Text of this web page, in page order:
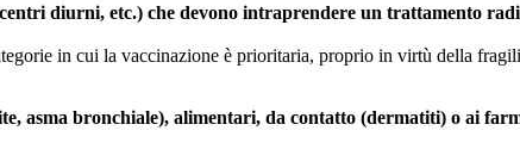
diurni, etc.) che devono intraprendere un trattamento
in cui la vaccinazione è prioritaria, proprio in virtù della
bronchiale), alimentari, da contatto (dermatiti) o ai